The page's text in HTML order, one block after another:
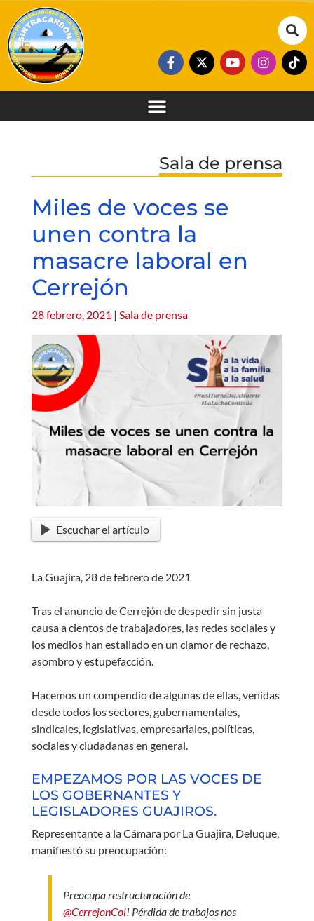
Sala de prensa
Miles de voces se
unen contra la
masacre laboral en
Cerrejón
28 febrero, 2021 | Sala de prensa
Escuchar el artículo
La Guajira, 28 de febrero de 2021
Tras el anuncio de Cerrejón de despedir sin justa
causa a cientos de trabajadores, las redes sociales y
los medios han estallado en un clamor de rechazo,
asombro y estupefacción.
Hacemos un compendio de algunas de ellas, venidas
desde todos los sectores, gubernamentales,
sindicales, legislativas, empresariales, políticas,
sociales y ciudadanas en general.
EMPEZAMOS POR LAS VOCES DE
LOS GOBERNANTES Y
LEGISLADORES GUAJIROS.
Representante a la Cámara por La Guajira, Deluque,
manifiestó su preocupación:
Preocupa restructuración de
@CerrejonCol! Pérdida de trabajos nos